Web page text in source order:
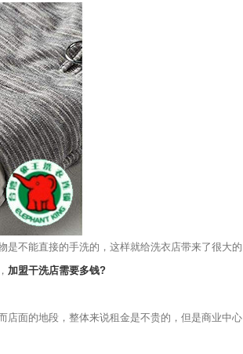
不能直接的手洗的，这样就给洗衣店带来了很大的
加盟干洗店需要多钱?
面的地段，整体来说租金是不贵的，但是商业中心